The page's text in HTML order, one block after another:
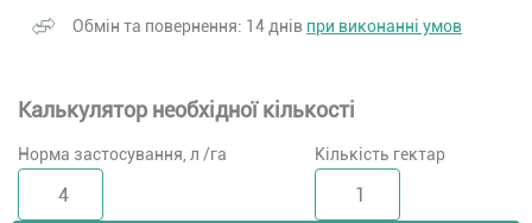
Обмін та повернення: 14 днів при виконанні умов
Калькулятор необхідної кількості
Норма застосування, л /га Кількість гектар